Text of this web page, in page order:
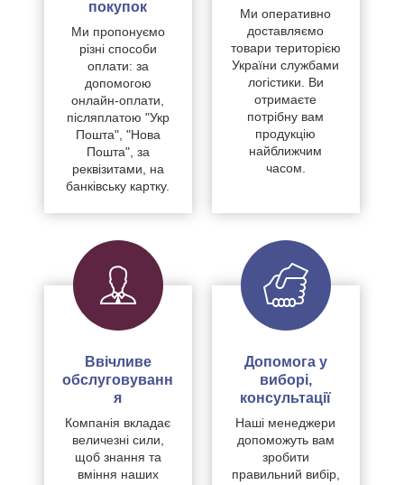
покупок
Ми пропонуємо
різні способи
оплати: за
допомогою
онлайн-оплати,
післяплатою "Укр
Пошта", "Нова
Пошта", за
реквізитами, на
банківську картку.
Ми оперативно
доставляємо
товари територією
України службами
логістики. Ви
отримаєте
потрібну вам
продукцію
найближчим
часом.
Ввічливе
обслуговуванн
я
Компанія вкладає
величезні сили,
щоб знання та
вміння наших
Допомога у
виборі,
консультації
Наші менеджери
допоможуть вам
зробити
правильний вибір,